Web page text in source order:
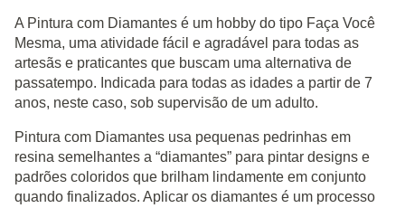
A Pintura com Diamantes é um hobby do tipo Faça Você
Mesma, uma atividade fácil e agradável para todas as
artesãs e praticantes que buscam uma alternativa de
passatempo. Indicada para todas as idades a partir de 7
anos, neste caso, sob supervisão de um adulto.
Pintura com Diamantes usa pequenas pedrinhas em
resina semelhantes a “diamantes” para pintar designs e
padrões coloridos que brilham lindamente em conjunto
quando finalizados. Aplicar os diamantes é um processo